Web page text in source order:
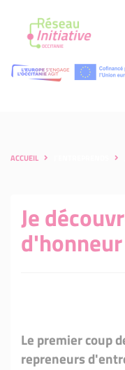
ACCUEIL
Je
d'honneur
Le premier coup
repreneurs